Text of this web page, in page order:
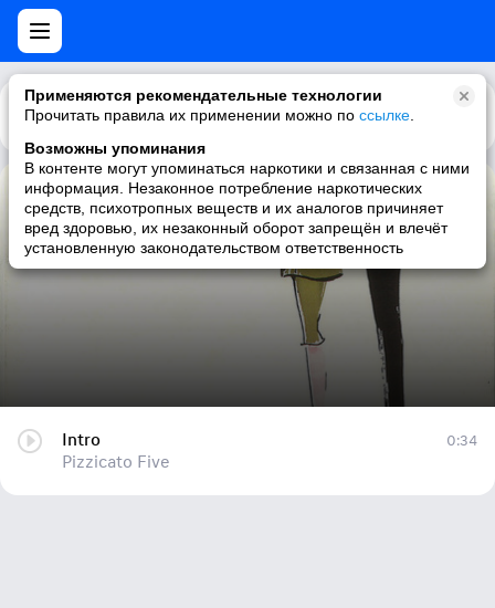
Применяются рекомендательные технологии
Прочитать правила их применении можно по ссылке
Возможны упоминания
В контенте могут упоминаться наркотики и связанная с ними
информация. Незаконное потребление наркотических
средств, психотропных веществ и их аналогов причиняет
вред здоровью, их незаконный оборот запрещён и влечёт
установленную законодательством ответственность
Каталог Рекомендации
Intro
Pizzicato Five
Intro
Pizzicato Five
0:34